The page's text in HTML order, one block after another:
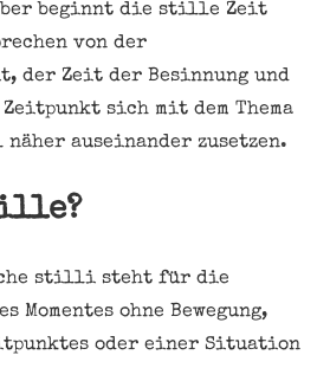
beginnt die stille Zeit
von der
der Zeit der Besinnung und
sich mit dem Thema
auseinander zusetzen.
stilli steht für die
Momentes ohne Bewegung,
oder einer Situation